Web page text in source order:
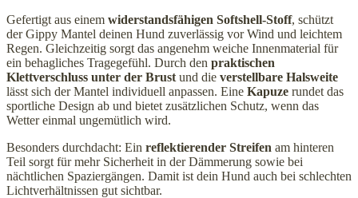
Gefertigt aus einem widerstandsfähigen Softshell-Stoff, schützt
der Gippy Mantel deinen Hund zuverlässig vor Wind und leichtem
Regen. Gleichzeitig sorgt das angenehm weiche Innenmaterial für
ein behagliches Tragegefühl. Durch den praktischen
Klettverschluss unter der Brust und die verstellbare Halsweite
lässt sich der Mantel individuell anpassen. Eine Kapuze rundet das
sportliche Design ab und bietet zusätzlichen Schutz, wenn das
Wetter einmal ungemütlich wird.
Besonders durchdacht: Ein reflektierender Streifen am hinteren
Teil sorgt für mehr Sicherheit in der Dämmerung sowie bei
nächtlichen Spaziergängen. Damit ist dein Hund auch bei schlechten
Lichtverhältnissen gut sichtbar.